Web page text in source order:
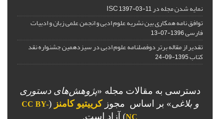
نمایه شدن مجله در ISC1397-03-11
توافق نامه همکاری بین نشریه علوم ادبی و انجمن علمی زبان و ادبیات
فارسی1396-07-13
تقدیر از مقاله برتر دوفصلنامه علوم ادبی در سیزدهمین جشنواره نقد
کتاب1395-09-24
دسترسی به مقالات مجله «پژوهش‌های دستوری
و بلاغی» بر اساس مجوزکرییتیو کامنز (
CC BY-
NC) آزاد است.